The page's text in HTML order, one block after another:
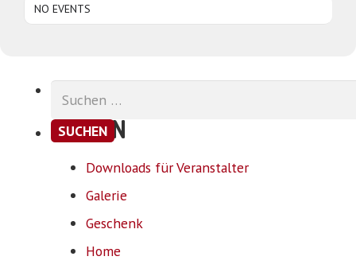
NO EVENTS
nach:
SEITEN
Downloads für Veranstalter
Galerie
Geschenk
Home